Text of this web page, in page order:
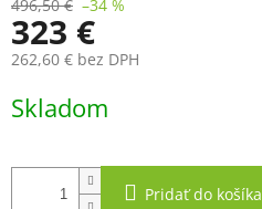
496,50 € –34 %
323 €
262,60 € bez DPH
cena:
Skladom
Pridať do košíka